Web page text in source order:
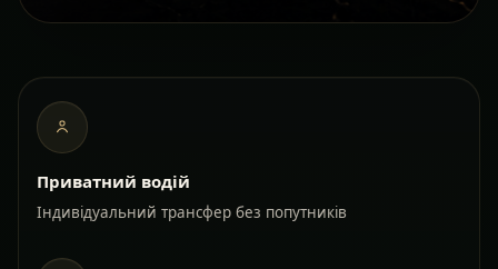
Приватний водій
Індивідуальний трансфер без попутників